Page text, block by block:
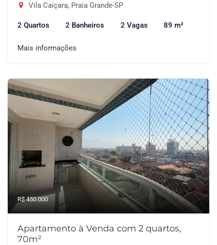
Vila Caiçara, Praia Grande-SP
2 Quartos 2 Banheiros 2 Vagas 89 m²
Mais informações
R$ 450.000
Apartamento à Venda com 2 quartos,
70m²